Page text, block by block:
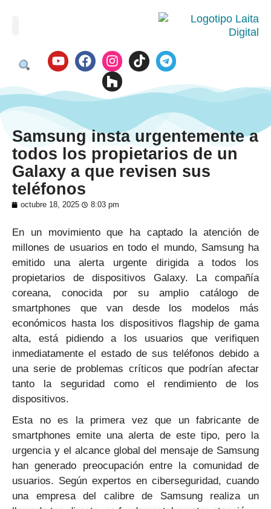
Samsung insta urgentemente a
todos los propietarios de un
Galaxy a que revisen sus
teléfonos
octubre 18, 2025 8:03 pm
En un movimiento que ha captado la atención de
millones de usuarios en todo el mundo, Samsung ha
emitido una alerta urgente dirigida a todos los
propietarios de dispositivos Galaxy. La compañía
coreana, conocida por su amplio catálogo de
smartphones que van desde los modelos más
económicos hasta los dispositivos flagship de gama
alta, está pidiendo a los usuarios que verifiquen
inmediatamente el estado de sus teléfonos debido a
una serie de problemas críticos que podrían afectar
tanto la seguridad como el rendimiento de los
dispositivos.
Esta no es la primera vez que un fabricante de
smartphones emite una alerta de este tipo, pero la
urgencia y el alcance global del mensaje de Samsung
han generado preocupación entre la comunidad de
usuarios. Según expertos en ciberseguridad, cuando
una empresa del calibre de Samsung realiza un